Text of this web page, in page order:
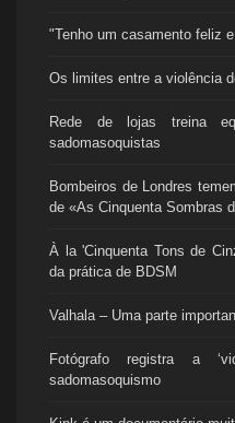
"Tenho um casamento feliz
Os limites entre a violência
Rede de lojas treina
sadomasoquistas
Bombeiros de Londres
de «As Cinquenta Sombras
À la 'Cinquenta Tons de
da prática de BDSM
Valhala – Uma parte
Fotógrafo registra a
sadomasoquismo